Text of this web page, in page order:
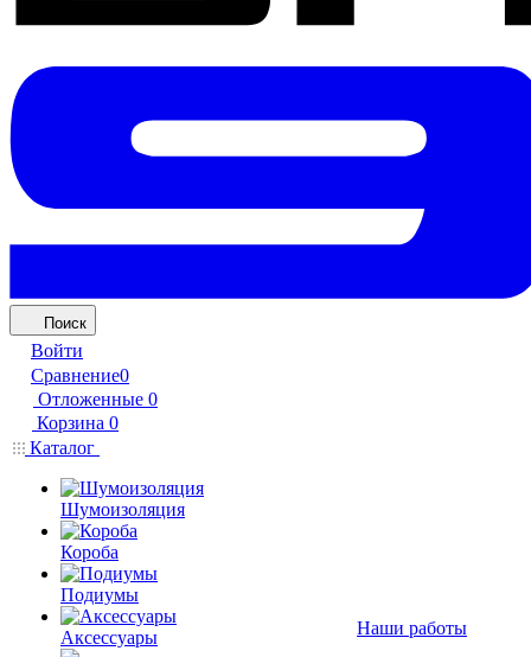
Поиск
Войти
Сравнение0
Отложенные 0
Корзина 0
Каталог
Шумоизоляция
Короба
Подиумы
Аксессуары
Наши работы